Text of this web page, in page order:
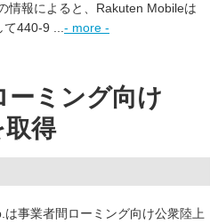
情報によると、Rakuten Mobileは
440-9 ... - more -
ーミング向け
得
は事業者間ローミング向け公衆陸上